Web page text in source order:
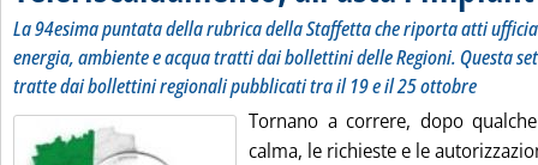
La 94esima puntata della rubrica della Staffetta che riporta atti
energia, ambiente e acqua tratti dai bollettini delle Regioni. Questa
tratte dai bollettini regionali pubblicati tra il 19 e il 25 ottobre
Tornano a correre, dopo
calma, le richieste e le